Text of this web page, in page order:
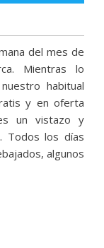
del mes de
Mientras lo
habitual
y en oferta
un vistazo y
Todos los días
algunos